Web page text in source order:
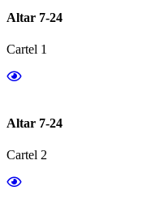
Altar 7-24
Cartel 1
Altar 7-24
Cartel 2